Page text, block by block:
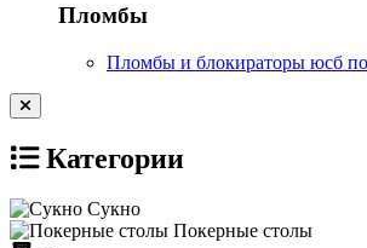
Пломбы
Пломбы и блокираторы юсб
Категории
Сукно
Покерные столы